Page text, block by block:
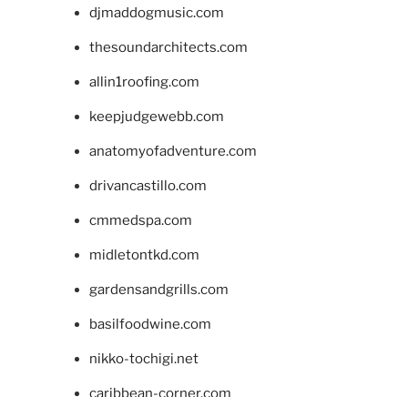
djmaddogmusic.com
thesoundarchitects.com
allin1roofing.com
keepjudgewebb.com
anatomyofadventure.com
drivancastillo.com
cmmedspa.com
midletontkd.com
gardensandgrills.com
basilfoodwine.com
nikko-tochigi.net
caribbean-corner.com